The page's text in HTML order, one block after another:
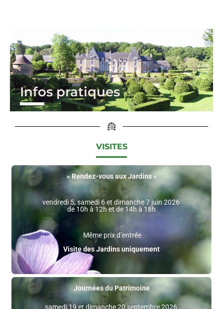
Infos pratiques
VISITES
«Rendez-vous aux Jardins »
vendredi 5, samedi 6 et dimanche 7 juin 2026
de 10h à 12h et de 14h à 18h
Même prix d’entrée
Visite des Jardinsuniquement
Journées du Patrimoine
samedi 19 et dimanche 20 septembre 2026